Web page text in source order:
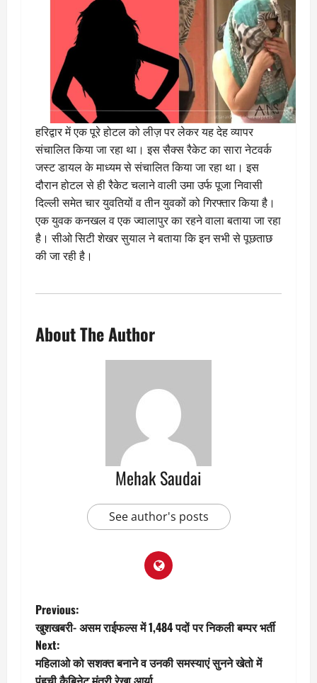
हरिद्वार में एक पूरे होटल को लीज़ पर लेकर यह देह व्यापर
संचालित किया जा रहा था। इस सैक्स रैकेट का सारा नेटवर्क
जस्ट डायल के माध्यम से संचालित किया जा रहा था। इस
दौरान होटल से ही रैकेट चलाने वाली उमा उर्फ पूजा निवासी
दिल्ली समेत चार युवतियों व तीन युवकों को गिरफ्तार किया है।
एक युवक कनखल व एक ज्वालापुर का रहने वाला बताया जा रहा
है। सीओ सिटी शेखर सुयाल ने बताया कि इन सभी से पूछताछ
की जा रही है।
About The Author
Mehak Saudai
See author's posts
P
o
s
Previous:
खुशखबरी- असम राईफल्स में 1,484 पदों पर निकली बम्पर भर्ती
Next:
महिलाओ को सशक्त बनाने व उनकी समस्याएं सुनने खेतो में